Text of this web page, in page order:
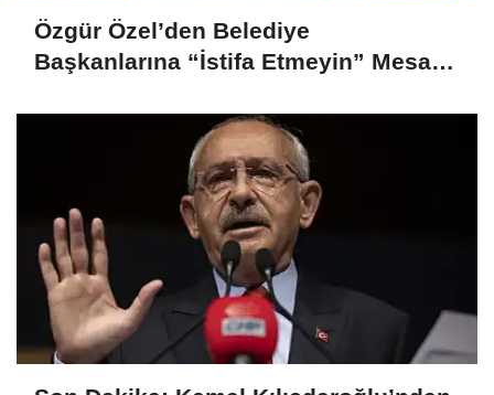
Özgür Özel’den Belediye
Başkanlarına “İstifa Etmeyin” Mesajı: